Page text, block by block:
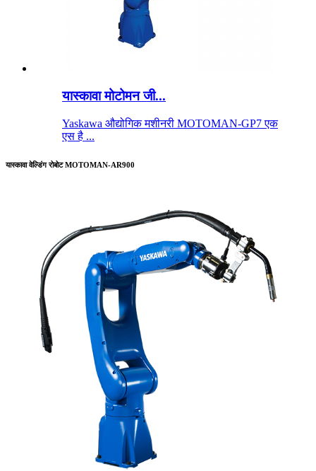
यास्कावा मोटोमन जी...
Yaskawa औद्योगिक मशीनरी MOTOMAN-GP7 एक
एस है ...
यास्कावा वेल्डिंग रोबोट MOTOMAN-AR900